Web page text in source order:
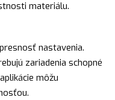
materiálu.
nastavenia.
zariadenia schopné
môžu